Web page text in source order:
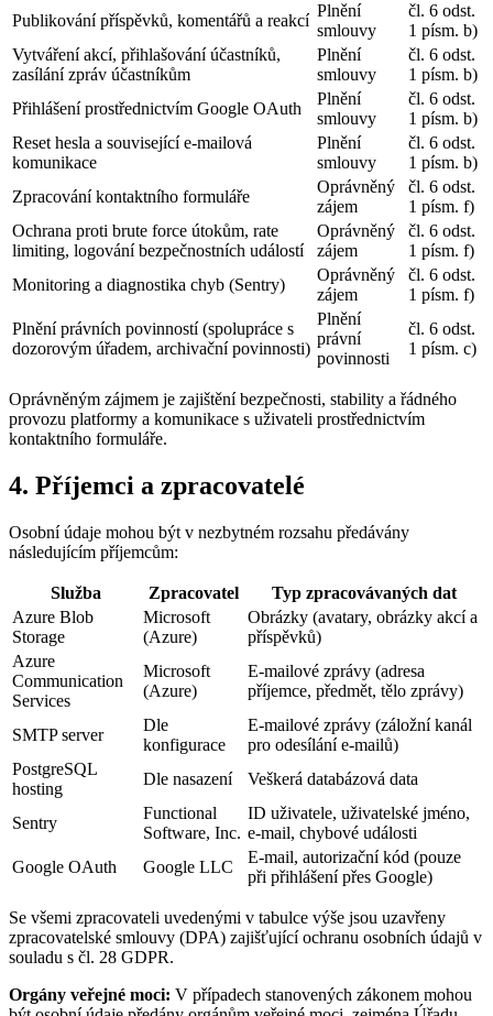
Publikování příspěvků, komentářů a reakcí
Plnění
smlouvy
čl. 6 odst.
1 písm. b)
Vytváření akcí, přihlašování účastníků,
zasílání zpráv účastníkům
Plnění
smlouvy
čl. 6 odst.
1 písm. b)
Přihlášení prostřednictvím Google OAuth
Plnění
smlouvy
čl. 6 odst.
1 písm. b)
Reset hesla a související e-mailová
komunikace
Plnění
smlouvy
čl. 6 odst.
1 písm. b)
Zpracování kontaktního formuláře
Oprávněný
zájem
čl. 6 odst.
1 písm. f)
Ochrana proti brute force útokům, rate
limiting, logování bezpečnostních událostí
Oprávněný
zájem
čl. 6 odst.
1 písm. f)
Monitoring a diagnostika chyb (Sentry)
Oprávněný
zájem
čl. 6 odst.
1 písm. f)
Plnění právních povinností (spolupráce s
dozorovým úřadem, archivační povinnosti)
Plnění
právní
povinnosti
čl. 6 odst.
1 písm. c)
Oprávněným zájmem je zajištění bezpečnosti, stability a řádného
provozu platformy a komunikace s uživateli prostřednictvím
kontaktního formuláře.
4. Příjemci a zpracovatelé
Osobní údaje mohou být v nezbytném rozsahu předávány
následujícím příjemcům:
Služba Zpracovatel
Typ zpracovávaných dat
Azure Blob
Storage
Microsoft
(Azure)
Obrázky (avatary, obrázky akcí a
příspěvků)
Azure
Communication
Services
Microsoft
(Azure)
E-mailové zprávy (adresa
příjemce, předmět, tělo zprávy)
SMTP server
Dle
konfigurace
E-mailové zprávy (záložní kanál
pro odesílání e-mailů)
PostgreSQL
hosting
Dle nasazení Veškerá databázová data
Sentry
Functional
Software, Inc.
ID uživatele, uživatelské jméno,
e-mail, chybové události
Google OAuth
Google LLC
E-mail, autorizační kód (pouze
při přihlášení přes Google)
Se všemi zpracovateli uvedenými v tabulce výše jsou uzavřeny
zpracovatelské smlouvy (DPA) zajišťující ochranu osobních údajů v
souladu s čl. 28 GDPR.
Orgány veřejné moci: V případech stanovených zákonem mohou